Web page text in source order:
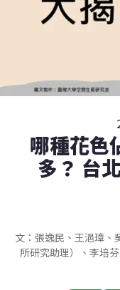
哪種花色
多？ 台
文：張逸民、王浥璋、
所研究助理）、李培